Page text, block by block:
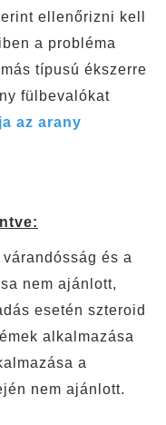
ellenőrizni kell
a probléma
típusú ékszerre
fülbevalókat
az arany
várandósság és a
nem ajánlott,
esetén szteroid
alkalmazása
a
nem ajánlott.